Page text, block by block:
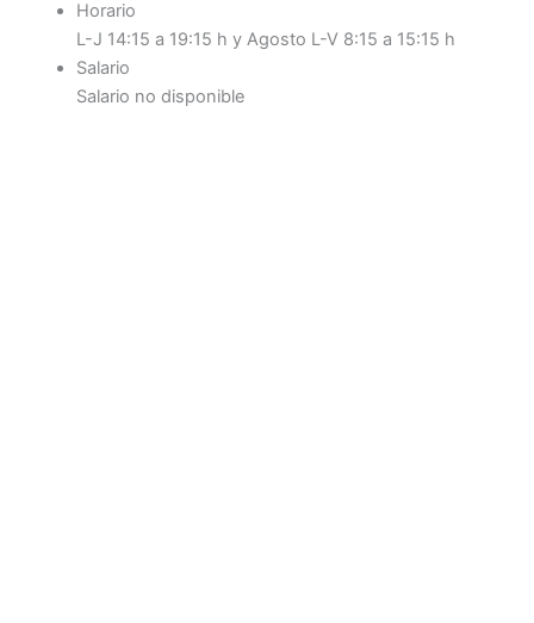
Horario
L-J 14:15 a 19:15 h y Agosto L-V 8:15 a 15:15 h
Salario
Salario no disponible